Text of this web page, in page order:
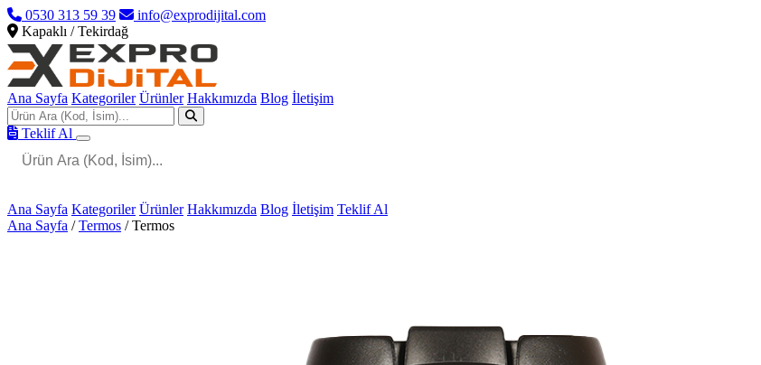
0530 313 59 39
info@exprodijital.com
Kapaklı / Tekirdağ
Ana Sayfa Kategoriler Ürünler Hakkımızda Blog İletişim
Teklif Al
Ana Sayfa Kategoriler Ürünler Hakkımızda Blog İletişim Teklif Al
Ana Sayfa / Termos / Termos